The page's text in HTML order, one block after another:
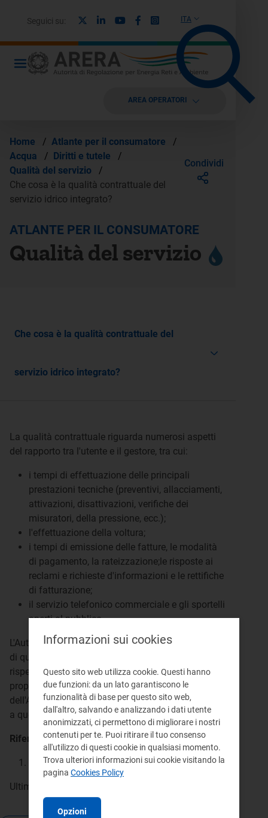
ITA
Seguici su: LinkedinYoutubeFacebook
Instagram
AREA OPERATORI
Home / Atlante per il consumatore
/
Acqua
/ Diritti e tutele
/
Qualità del servizio
/
Che cosa è la qualità contrattuale del
servizio idrico integrato?
Condividi
ATLANTE PER IL CONSUMATORE
Qualità del servizio
Che cosa è la qualità contrattuale del
servizio idrico integrato?
La qualità contrattuale riguarda numerosi aspetti
del rapporto tra l'utente e il gestore, tra cui:
i tempi di effettuazione delle principali
prestazioni tecniche (preventivi, allacciamenti,
attivazioni, disattivazioni, verifiche dei
misuratori, della pressione, ecc.);
l'effettuazione della voltura;
i tempi di emissione delle fatture, le modalità
di pagamento, la rateizzazione;le risposte ai
reclami e richieste d'informazioni e le rettifiche
di fatturazione;
il servizio telefonico commerciale e gli sportelli
aperti al pubblico.
L'Autorità ha previsto standard specifici e generali
di qualità contrattuale che i gestori devono
rispettare. L'Ente di governo dell'ambito, anche su
proposta del gestore, può, previa approvazione
dell'Autorità, applicare standard migliorativi rispetto
a quelli minimi previsti a livello nazionale.
Riferimenti:
Atto 655/2015/R/idrart. 2
Ultimo aggiornamento:
Informazioni sui cookies
Questo sito web utilizza cookie. Questi hanno
due funzioni: da un lato garantiscono le
funzionalità di base per questo sito web,
dall'altro, salvando e analizzando i dati utente
anonimizzati, ci permettono di migliorare i nostri
contenuti per te. Puoi ritirare il tuo consenso
all'utilizzo di questi cookie in qualsiasi momento.
Trova ulteriori informazioni sui cookie visitando la
pagina Cookies Policy
Opzioni